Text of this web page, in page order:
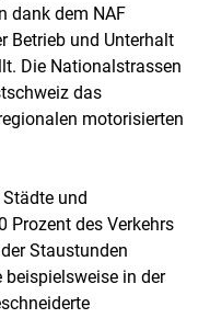
dank dem NAF
Betrieb und Unterhalt
Die Nationalstrassen
das
motorisierten
und
Prozent des Verkehrs
Staustunden
beispielsweise in der